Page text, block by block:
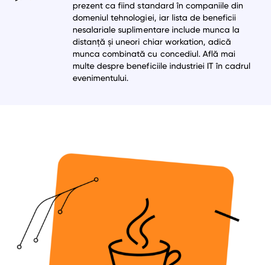
prezent ca fiind standard în companiile din
domeniul tehnologiei, iar lista de beneficii
nesalariale suplimentare include munca la
distanță și uneori chiar workation, adică
munca combinată cu concediul. Află mai
multe despre beneficiile industriei IT în cadrul
evenimentului.